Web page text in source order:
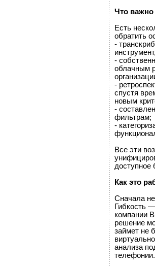
Что важно
Есть
обратить
-
-
облачным
-
спустя
новым
-
фильтрам;
-
Все эти
доступное
Как это
Сначала
Гибкость
компании
решение
займет не
анализа
телефонии.